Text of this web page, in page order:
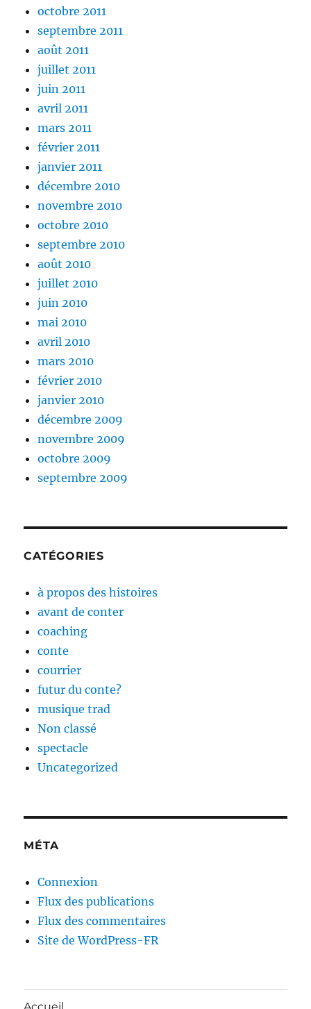
octobre 2011
septembre 2011
août 2011
juillet 2011
juin 2011
avril 2011
mars 2011
février 2011
janvier 2011
décembre 2010
novembre 2010
octobre 2010
septembre 2010
août 2010
juillet 2010
juin 2010
mai 2010
avril 2010
mars 2010
février 2010
janvier 2010
décembre 2009
novembre 2009
octobre 2009
septembre 2009
CATÉGORIES
à propos des histoires
avant de conter
coaching
conte
courrier
futur du conte?
musique trad
Non classé
spectacle
Uncategorized
MÉTA
Connexion
Flux des publications
Flux des commentaires
Site de WordPress-FR